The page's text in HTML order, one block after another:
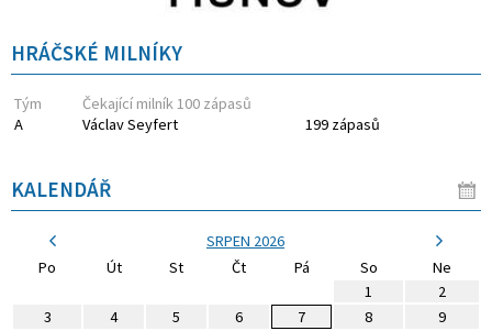
HRÁČSKÉ MILNÍKY
Tým
Čekající milník 100 zápasů
A
Václav Seyfert 199 zápasů
KALENDÁŘ
SRPEN 2026
Po
Út St Čt Pá So
Ne
1
2
3
4 5 6 7 8
9